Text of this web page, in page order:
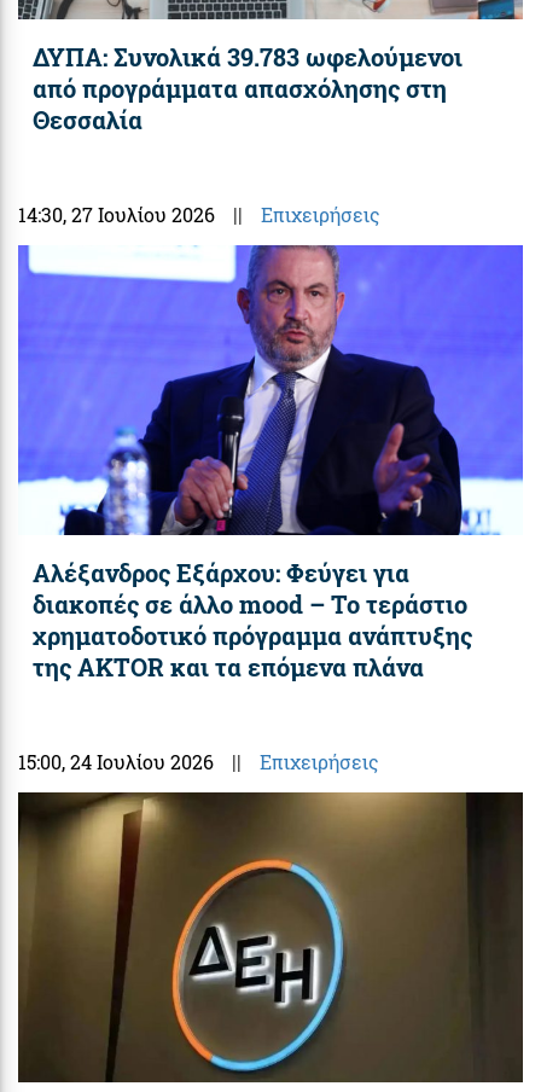
ΔΥΠΑ: Συνολικά 39.783 ωφελούμενοι
από προγράμματα απασχόλησης στη
Θεσσαλία
14:30, 27 Ιουλίου 2026 || Επιχειρήσεις
Αλέξανδρος Εξάρχου: Φεύγει για
διακοπές σε άλλο mood – Το τεράστιο
χρηματοδοτικό πρόγραμμα ανάπτυξης
της AKTOR και τα επόμενα πλάνα
15:00, 24 Ιουλίου 2026 || Επιχειρήσεις